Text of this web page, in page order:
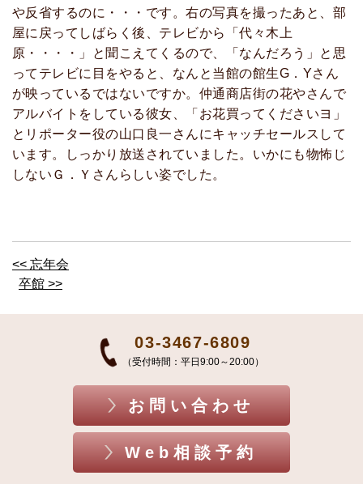
や反省するのに・・・です。右の写真を撮ったあと、部
屋に戻ってしばらく後、テレビから「代々木上
原・・・・」と聞こえてくるので、「なんだろう」と思
ってテレビに目をやると、なんと当館の館生G．Yさん
が映っているではないですか。仲通商店街の花やさんで
アルバイトをしている彼女、「お花買ってくださいヨ」
とリポーター役の山口良一さんにキャッチセールスして
います。しっかり放送されていました。いかにも物怖じ
しないＧ．Ｙさんらしい姿でした。
<< 忘年会
卒館 >>
03-3467-6809
（受付時間：平日9:00～20:00）
お問い合わせ
Web相談予約